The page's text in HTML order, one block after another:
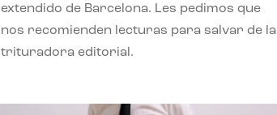
extendido de Barcelona. Les pedimos que
nos recomienden lecturas para salvar de la
trituradora editorial.